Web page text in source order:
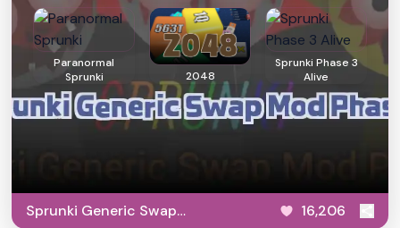
Paranormal
Sprunki
2048
Sprunki Phase 3
Alive
Sprunki Generic Swap
16,206